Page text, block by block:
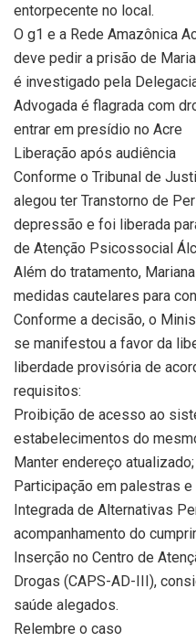
entorpecente no local.
O g1 e a Rede Amazônica
deve pedir a prisão de
é investigado pela
Advogada é flagrada com
entrar em presídio no Acre
Liberação após audiência
Conforme o Tribunal de
alegou ter Transtorno de
depressão e foi liberada
de Atenção Psicossocial
Além do tratamento,
medidas cautelares para
Conforme a decisão, o
se manifestou a favor da
liberdade provisória de
requisitos:
Proibição de acesso ao
estabelecimentos do
Manter endereço atualizado;
Participação em palestras
Integrada de Alternativas
acompanhamento do
Inserção no Centro de
Drogas (CAPS-AD-III),
saúde alegados.
Relembre o caso